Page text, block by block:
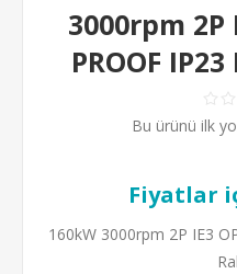
3000rpm 2P
PROOF
Bu ürünü ilk
Fiyatlar
160kW 3000rpm 2P IE3